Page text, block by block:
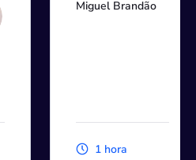
Miguel Brandão
1 hora